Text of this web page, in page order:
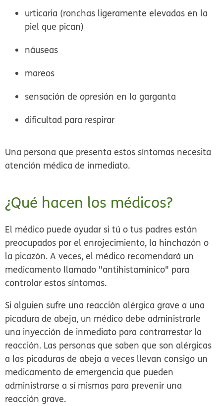
urticaria (ronchas ligeramente elevadas en la
piel que pican)
náuseas
mareos
sensación de opresión en la garganta
dificultad para respirar
Una persona que presenta estos síntomas necesita
atención médica de inmediato.
¿Qué hacen los médicos?
El médico puede ayudar si tú o tus padres están
preocupados por el enrojecimiento, la hinchazón o
la picazón. A veces, el médico recomendará un
medicamento llamado "antihistamínico" para
controlar estos síntomas.
Si alguien sufre una reacción alérgica grave a una
picadura de abeja, un médico debe administrarle
una inyección de inmediato para contrarrestar la
reacción. Las personas que saben que son alérgicas
a las picaduras de abeja a veces llevan consigo un
medicamento de emergencia que pueden
administrarse a sí mismas para prevenir una
reacción grave.